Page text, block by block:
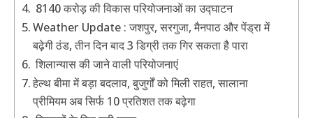
8140 करोड़ की विकास परियोजनाओं का उद्घाटन
Weather Update : जशपुर, सरगुजा, मैनपाठ और पेंड्रा में
बढ़ेगी ठंड, तीन दिन बाद 3 डिग्री तक गिर सकता है पारा
शिलान्यास की जाने वाली परियोजनाएं
हेल्थ बीमा में बड़ा बदलाव, बुजुर्गों को मिली राहत, सालाना
प्रीमियम अब सिर्फ 10 प्रतिशत तक बढ़ेगा